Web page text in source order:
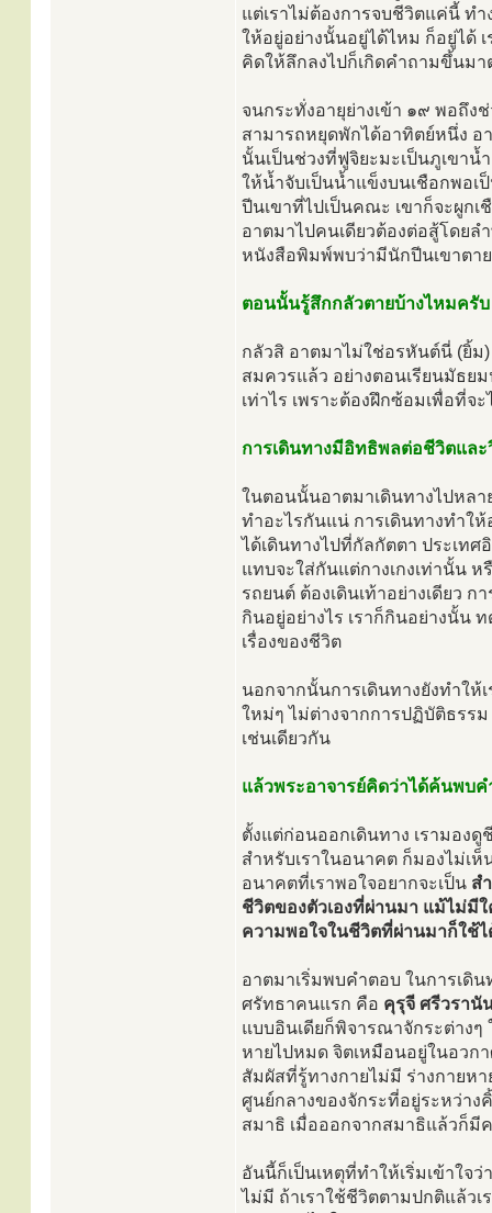
แต่เราไม่ต้องการจบชีวิตแค่นี้ ท
ให้อยู่อย่างนั้นอยู่ได้ไหม ก็อยู่ได้
คิดให้ลึกลงไปก็เกิดคำถามขึ้นมา
จนกระทั่งอายุย่างเข้า ๑๙ พอถึง
สามารถหยุดพักได้อาทิตย์หนึ่ง อ
นั้นเป็นช่วงที่ฟูจิยะมะเป็นภูเขาน้
ให้น้ำจับเป็นน้ำแข็งบนเชือกพอ
ปีนเขาที่ไปเป็นคณะ เขาก็จะผูก
อาตมาไปคนเดียวต้องต่อสู้โดย
หนังสือพิมพ์พบว่ามีนักปีนเขาตา
ตอนนั้นรู้สึกกลัวตายบ้างไหมครับ
กลัวสิ อาตมาไม่ใช่อรหันต์นี่ (ยิ้ม
สมควรแล้ว อย่างตอนเรียนมัธย
เท่าไร เพราะต้องฝึกซ้อมเพื่อที่จ
การเดินทางมีอิทธิพลต่อชีวิตและ
ในตอนนั้นอาตมาเดินทางไปหลา
ทำอะไรกันแน่ การเดินทางทำใ
ได้เดินทางไปที่กัลกัตตา ประเท
แทบจะใส่กันแต่กางเกงเท่านั้น
รถยนต์ ต้องเดินเท้าอย่างเดียว
กินอยู่อย่างไร เราก็กินอย่างนั้น
เรื่องของชีวิต
นอกจากนั้นการเดินทางยังทำให้
ใหม่ๆ ไม่ต่างจากการปฏิบัติธรร
เช่นเดียวกัน
แล้วพระอาจารย์คิดว่าได้ค้นพบ
ตั้งแต่ก่อนออกเดินทาง เรามอง
สำหรับเราในอนาคต ก็มองไม่เ
อนาคตที่เราพอใจอยากจะเป็น ส
ชีวิตของตัวเองที่ผ่านมา แม้ไม่มี
ความพอใจในชีวิตที่ผ่านมาก็ใช้
อาตมาเริ่มพบคำตอบ ในการเดิ
ศรัทธาคนแรก คือ คุรุจี ศรีวรานั
แบบอินเดียก็พิจารณาจักระต่างๆ
หายไปหมด จิตเหมือนอยู่ในอวก
สัมผัสที่รู้ทางกายไม่มี ร่างกายห
ศูนย์กลางของจักระที่อยู่ระหว่า
สมาธิ เมื่อออกจากสมาธิแล้วก็มี
อันนี้ก็เป็นเหตุที่ทำให้เริ่มเข้าใจ
ไม่มี ถ้าเราใช้ชีวิตตามปกติแล้ว